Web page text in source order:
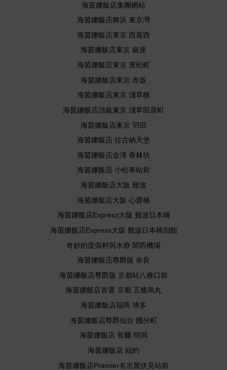
海茵娜飯店集團網站
海茵娜飯店舞浜 東京灣
海茵娜飯店東京 西葛西
海茵娜飯店東京 銀座
海茵娜飯店東京 濱松町
海茵娜飯店東京 赤坂
海茵娜飯店東京 淺草橋
海茵娜飯店頂級東京 淺草田原町
海茵娜飯店東京 羽田
海茵娜飯店 拉古納天堡
海茵娜飯店金澤 香林坊
海茵娜飯店 小松車站前
海茵娜飯店大阪 難波
海茵娜飯店大阪 心齋橋
海茵娜飯店Express大阪 難波日本橋
海茵娜飯店Express大阪 難波日本橋別館
奇妙的度假村與水療 関西機場
海茵娜飯店尊爵版 奈良
海茵娜飯店尊爵版 京都站八條口前
海茵娜飯店首選 京都 五條烏丸
海茵娜飯店福岡 博多
海茵娜飯店尊爵仙台 國分町
海茵娜飯店 首爾 明洞
海茵娜飯店 紐約
海茵娜飯店Premier名古屋伏見站前